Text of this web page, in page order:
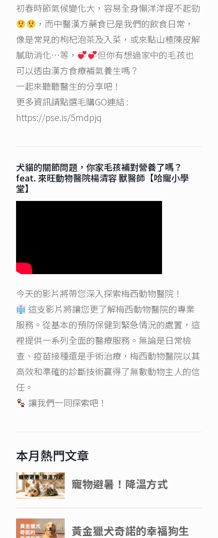
初春時節氣候變化大，容易全身懶洋洋提不起勁
，而中醫漢方藥食已是我們的飲食日常，
像是常見的枸杞泡茶及入菜，或來點山楂陳皮解
膩助消化…等，
但你有想過家中的毛孩也
可以透由漢方食療補氣養生嗎？
一起來聽聽醫生的分享吧！
更多資訊請點選毛購GO連結 :
https://pse.is/5mdpjq
犬貓的關節問題，你家毛孩補對營養了嗎？
feat. 來旺動物醫院楊清容 獸醫師【哈寵小學
堂】
今天的影片將帶您深入探索梅西動物醫院！
這支影片將讓您更了解梅西動物醫院的專業
服務。從基本的預防保健到緊急情況的處置，這
裡提供一系列全面的醫療服務。無論是日常檢
查、疫苗接種還是手術治療，梅西動物醫院以其
高效和準確的診斷技術贏得了無數動物主人的信
任。
讓我們一同探索吧！
本月熱門文章